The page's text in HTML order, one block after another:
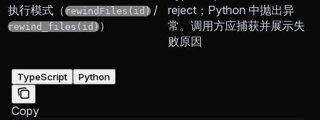
执行模式（rewindFiles(id) /
rewind_files(id)）
reject；Python 中抛出异
常。调用方应捕获并展示失
败原因
TypeScript Python
Copy